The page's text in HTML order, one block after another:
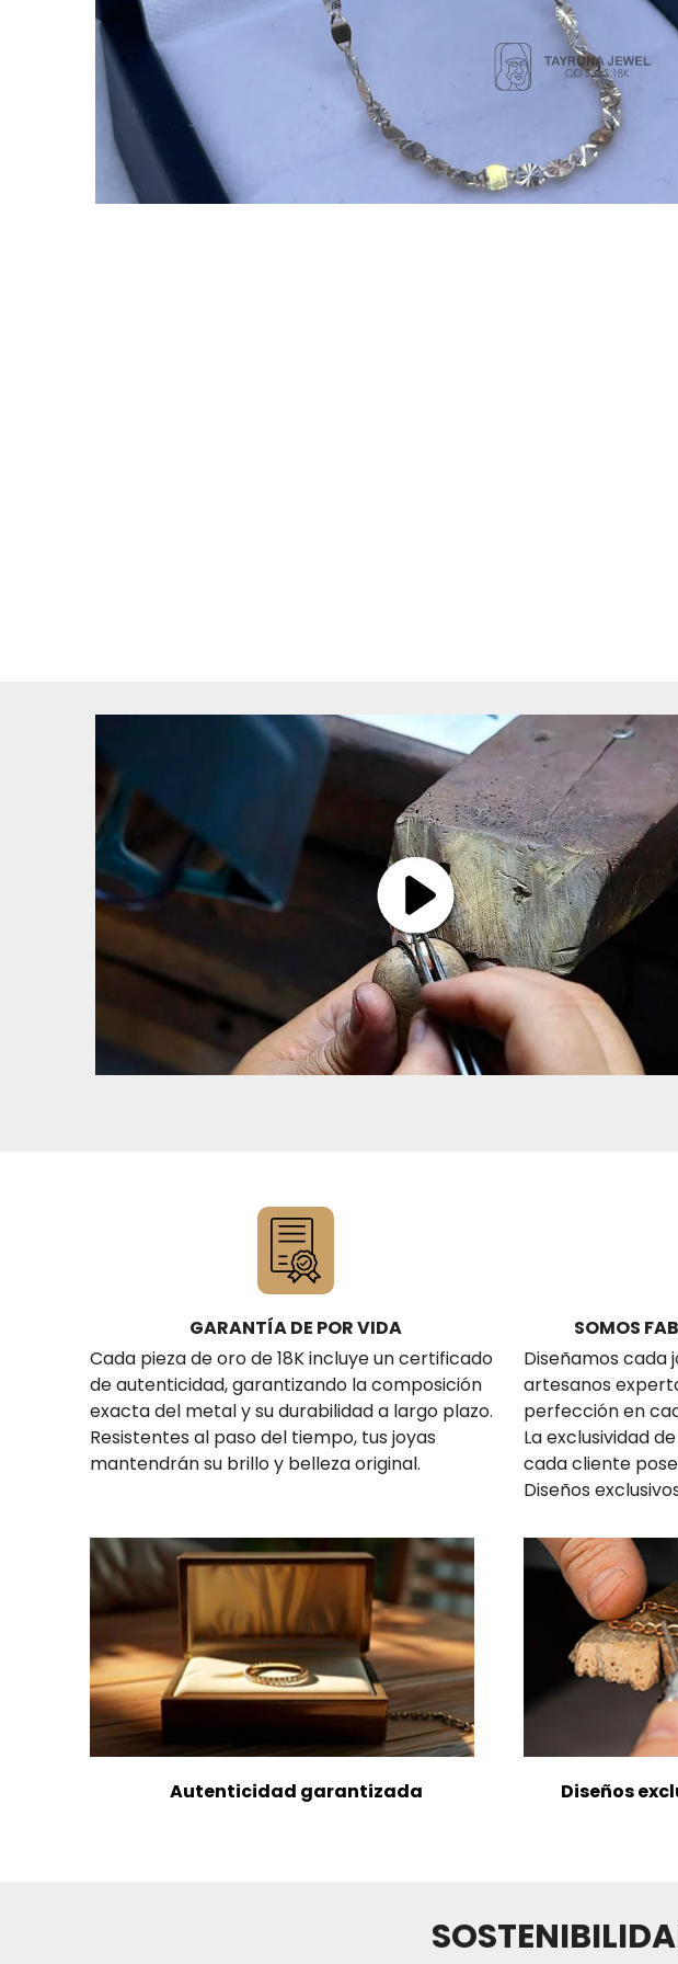
GARANTÍA DE POR VIDA
Cada pieza de oro de 18K incluye un certificado
de autenticidad, garantizando la composición
exacta del metal y su durabilidad a largo plazo.
Resistentes al paso del tiempo, tus joyas
mantendrán su brillo y belleza original.
Autenticidad garantizada
SOMOS
Diseñamos cada
artesanos
perfección en
La exclusividad
cada cliente
Diseños
Diseños